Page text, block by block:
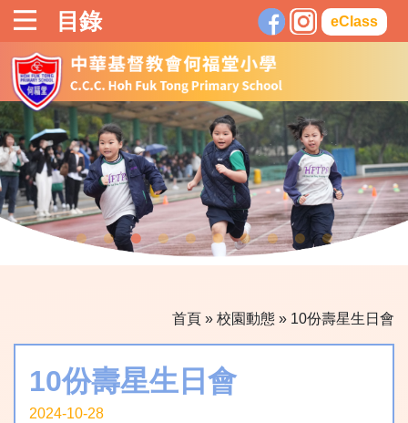
目錄 eClass
首頁 » 校園動態 » 10份壽星生日會
10份壽星生日會
2024-10-28